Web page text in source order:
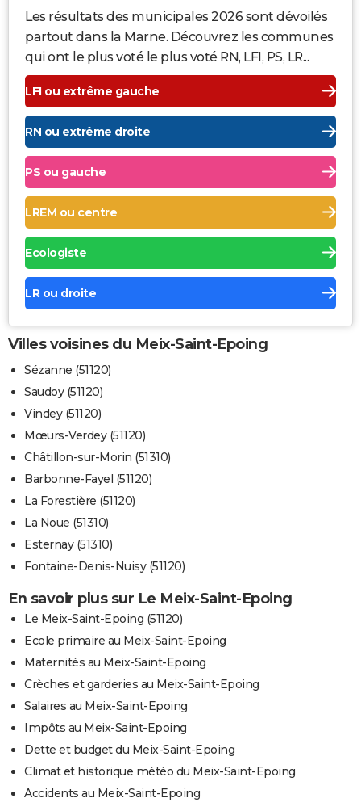
Les résultats des municipales 2026 sont dévoilés
partout dans la Marne. Découvrez les communes
qui ont le plus voté le plus voté RN, LFI, PS, LR...
LFI ou extrême gauche
RN ou extrême droite
PS ou gauche
LREM ou centre
Ecologiste
LR ou droite
Villes voisines du Meix-Saint-Epoing
Sézanne (51120)
Saudoy (51120)
Vindey (51120)
Mœurs-Verdey (51120)
Châtillon-sur-Morin (51310)
Barbonne-Fayel (51120)
La Forestière (51120)
La Noue (51310)
Esternay (51310)
Fontaine-Denis-Nuisy (51120)
En savoir plus sur Le Meix-Saint-Epoing
Le Meix-Saint-Epoing (51120)
Ecole primaire au Meix-Saint-Epoing
Maternités au Meix-Saint-Epoing
Crèches et garderies au Meix-Saint-Epoing
Salaires au Meix-Saint-Epoing
Impôts au Meix-Saint-Epoing
Dette et budget du Meix-Saint-Epoing
Climat et historique météo du Meix-Saint-Epoing
Accidents au Meix-Saint-Epoing